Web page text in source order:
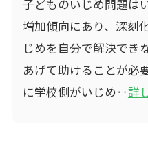
子どものいじめ問題は
増加傾向にあり、深刻
じめを自分で解決でき
あげて助けることが必
に学校側がいじめ‥詳